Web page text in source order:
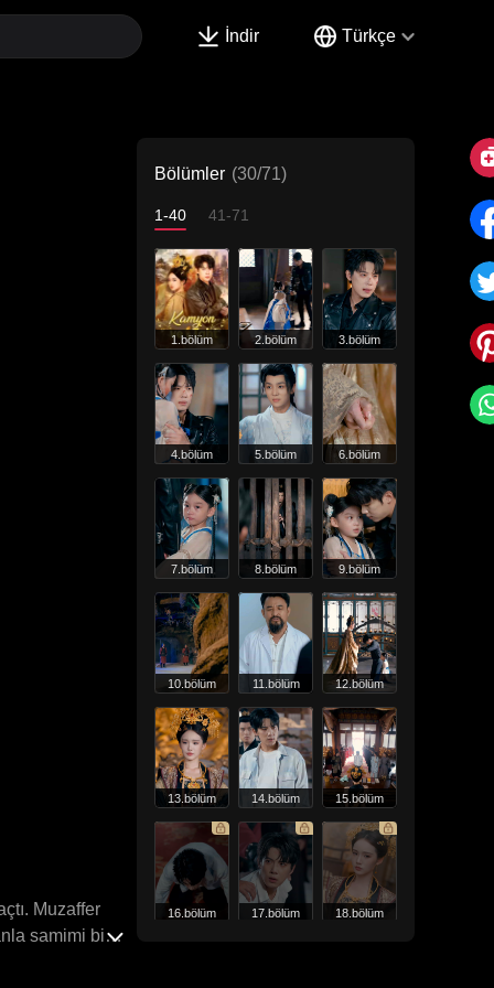
İndir Türkçe
Muzaffer
samimi bir
Bölümler (30/71)
1-40 41-71
1.bölüm 2.bölüm 3.bölüm
4.bölüm 5.bölüm 6.bölüm
7.bölüm 8.bölüm 9.bölüm
10.bölüm 11.bölüm 12.bölüm
13.bölüm 14.bölüm 15.bölüm
16.bölüm 17.bölüm 18.bölüm